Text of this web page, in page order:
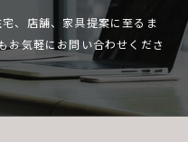
、店舗、家具提案に至るま
お気軽にお問い合わせくださ